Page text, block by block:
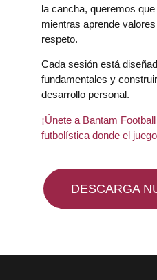
la cancha, queremos
mientras aprende
respeto.
Cada sesión está
fundamentales y
desarrollo personal.
¡Únete a Bantam
futbolística donde el
DESCARGA